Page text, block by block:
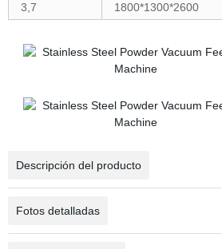
3,7
1800*1300*2600
Descripción del producto
Fotos detalladas